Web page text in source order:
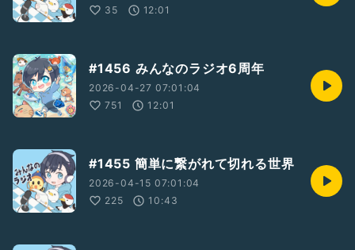
35
12:01
#1456 みんなのラジオ6周年
2026-04-27 07:01:04
751
12:01
#1455 簡単に繋がれて切れる世界
2026-04-15 07:01:04
225
10:43